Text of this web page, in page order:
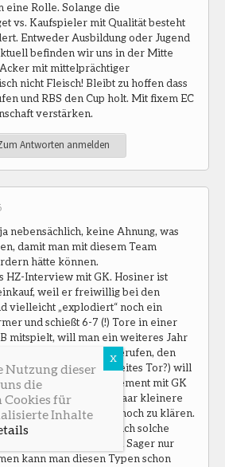
eine Rolle. Solange die
vs. Kaufspieler mit Qualität besteht
Entweder Ausbildung oder Jugend
befinden wir uns in der Mitte
mit mittelprächtiger
nicht Fleisch! Bleibt zu hoffen dass
und RBS den Cup holt. Mit fixem EC
verstärken.
Antworten anmelden
nebensächlich, keine Ahnung, was
damit man mit diesem Team
hätte können.
HZ-Interview mit GK. Hosiner ist
weil er freiwillig bei den
vielleicht „explodiert“ noch ein
und schießt 6-7 (!) Tore in einer
mitspielt, will man ein weiteres Jahr
sich für „Höheres“ berufen, den
(vielleicht ein zweites Tor?) will
nur über sein Management mit GK
fröhlich weiter. Ein paar kleinere
das Gehalt?) seien noch zu klären.
noch Ärger aus, wenn ich solche
amüsieren mich die GK Sager nur
kann man diesen Typen schon
Nutzung dieser
die
für
Inhalte